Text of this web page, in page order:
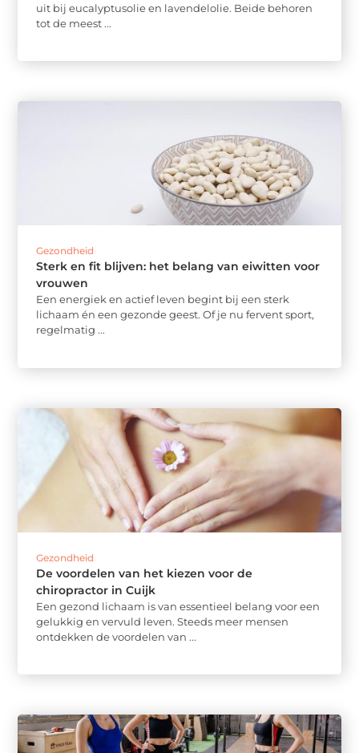
uit bij eucalyptusolie en lavendelolie. Beide behoren
tot de meest ...
Gezondheid
Sterk en fit blijven: het belang van eiwitten voor
vrouwen
Een energiek en actief leven begint bij een sterk
lichaam én een gezonde geest. Of je nu fervent sport,
regelmatig ...
Gezondheid
De voordelen van het kiezen voor de
chiropractor in Cuijk
Een gezond lichaam is van essentieel belang voor een
gelukkig en vervuld leven. Steeds meer mensen
ontdekken de voordelen van ...